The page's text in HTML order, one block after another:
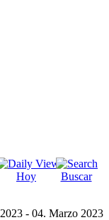
Hoy Buscar
- 04. Marzo 2023